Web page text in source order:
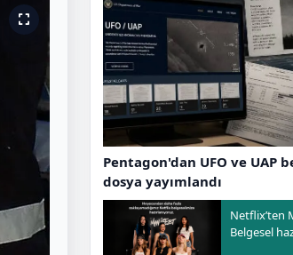
Pentagon'dan UFO ve UAP
dosya yayımlandı
Netflix’ten
Belgesel